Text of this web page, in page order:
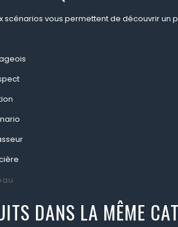
scénarios vous permettent de découvrir un
DANS LA MÊME